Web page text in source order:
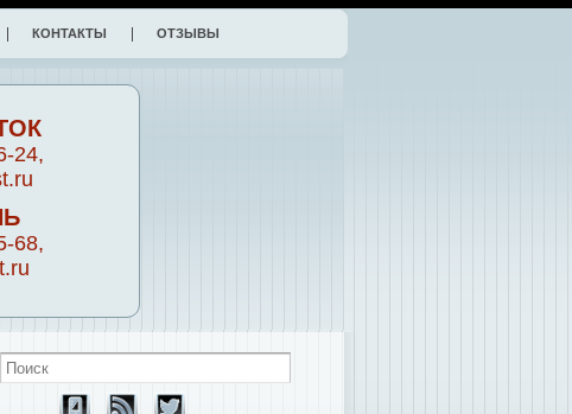
КОНТАКТЫ ОТЗЫВЫ
24,
68,